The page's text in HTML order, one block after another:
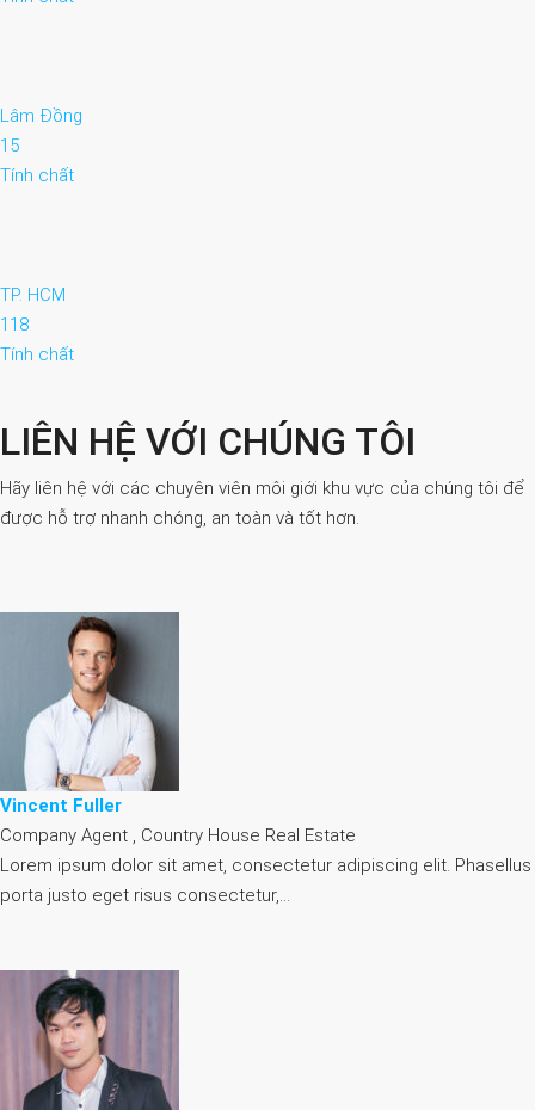
Lâm Đồng
15
Tính chất
TP. HCM
118
Tính chất
LIÊN HỆ VỚI CHÚNG TÔI
Hãy liên hệ với các chuyên viên môi giới khu vực của chúng tôi để
được hỗ trợ nhanh chóng, an toàn và tốt hơn.
Vincent Fuller
Company Agent , Country House Real Estate
Lorem ipsum dolor sit amet, consectetur adipiscing elit. Phasellus
porta justo eget risus consectetur,…